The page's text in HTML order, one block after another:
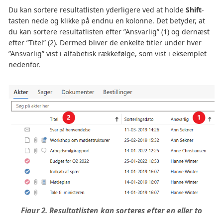
Du kan sortere resultatlisten yderligere ved at holde Shift-
tasten nede og klikke på endnu en kolonne. Det betyder, at
du kan sortere resultatlisten efter ”Ansvarlig” (1) og dernæst
efter ”Titel” (2). Dermed bliver de enkelte titler under hver
”Ansvarlig” vist i alfabetisk rækkefølge, som vist i eksemplet
nedenfor.
Figur 2. Resultatlisten kan sorteres efter en eller to